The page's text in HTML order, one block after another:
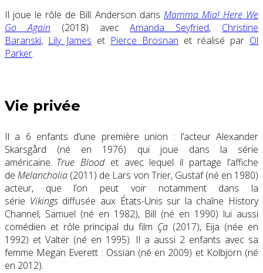
Il joue le rôle de Bill Anderson dans Mamma Mia! Here We
Go Again
(2018) avecAmanda Seyfried, Christine
Baranski, Lily James et Pierce Brosnan et réalisé par Ol
Parker.
Vie privée
Il a 6 enfants d’une première union : l’acteur Alexander
Skarsgård (né en 1976) qui joue dans la série
américaine True Blood et avec lequel il partage l’affiche
deMelancholia (2011) de Lars von Trier, Gustaf (né en 1980)
acteur, que l’on peut voir notamment dans la
série Vikingsdiffusée aux États-Unis sur la chaîne History
Channel, Samuel (né en 1982), Bill (né en 1990) lui aussi
comédien et rôle principal du film Ça(2017), Eija (née en
1992) et Valter (né en 1995). Il a aussi 2 enfants avec sa
femme Megan Everett : Ossian (né en 2009) et Kolbjörn (né
en 2012).